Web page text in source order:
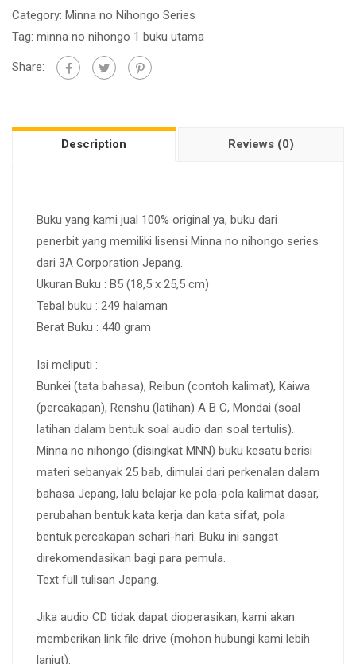
Category: Minna no Nihongo Series
Tag: minna no nihongo 1 buku utama
Share:
Description Reviews (0)
Buku yang kami jual 100% original ya, buku dari
penerbit yang memiliki lisensi Minna no nihongo series
dari 3A Corporation Jepang.
Ukuran Buku : B5 (18,5 x 25,5 cm)
Tebal buku : 249 halaman
Berat Buku : 440 gram
Isi meliputi :
Bunkei (tata bahasa), Reibun (contoh kalimat), Kaiwa
(percakapan), Renshu (latihan) A B C, Mondai (soal
latihan dalam bentuk soal audio dan soal tertulis).
Minna no nihongo (disingkat MNN) buku kesatu berisi
materi sebanyak 25 bab, dimulai dari perkenalan dalam
bahasa Jepang, lalu belajar ke pola-pola kalimat dasar,
perubahan bentuk kata kerja dan kata sifat, pola
bentuk percakapan sehari-hari. Buku ini sangat
direkomendasikan bagi para pemula.
Text full tulisan Jepang.
Jika audio CD tidak dapat dioperasikan, kami akan
memberikan link file drive (mohon hubungi kami lebih
lanjut).